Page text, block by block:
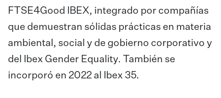
FTSE4Good IBEX, integrado por compañías
que demuestran sólidas prácticas en materia
ambiental, social y de gobierno corporativo y
del Ibex Gender Equality. También se
incorporó en 2022 al Ibex 35.